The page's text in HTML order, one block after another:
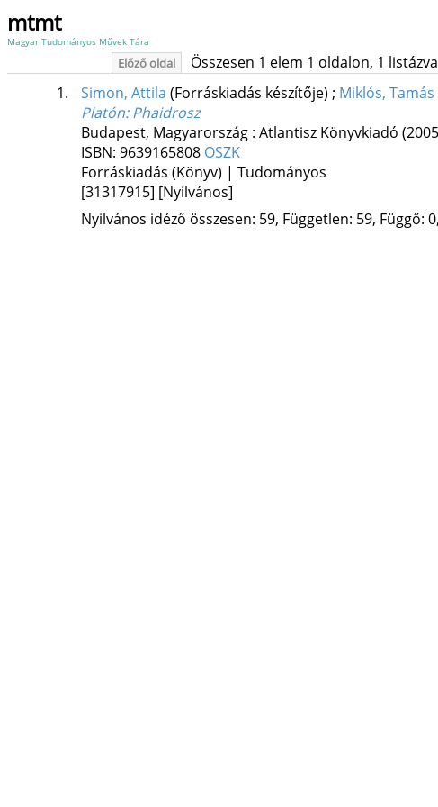
mtmt
Magyar Tudományos Művek Tára
Előző oldal Összesen 1 elem 1 oldalon, 1
1. Simon, Attila (Forráskiadás készítője) ; Miklós, Tamás
Platón: Phaidrosz
Budapest, Magyarország : Atlantisz Könyvkiadó
ISBN: 9639165808 OSZK
Forráskiadás (Könyv) | Tudományos
[31317915] [Nyilvános]
Nyilvános idéző összesen: 59, Független: 59, Függő: